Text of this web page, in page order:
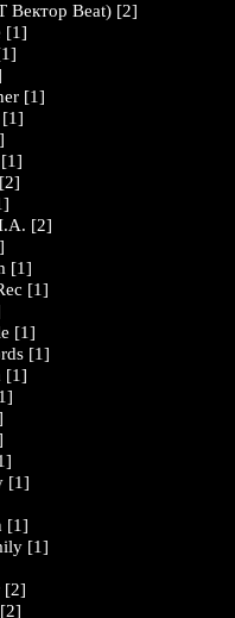
Вектор Beat) [2]
[1]
[1]
[1]
[1]
[2]
[2]
[1]
[1]
[1]
[1]
[1]
[1]
[1]
[1]
[2]
[2]